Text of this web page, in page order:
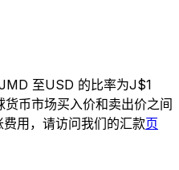
至USD 的比率为J$1
币市场买入价和卖出价之间
用，请访问我们的汇款页